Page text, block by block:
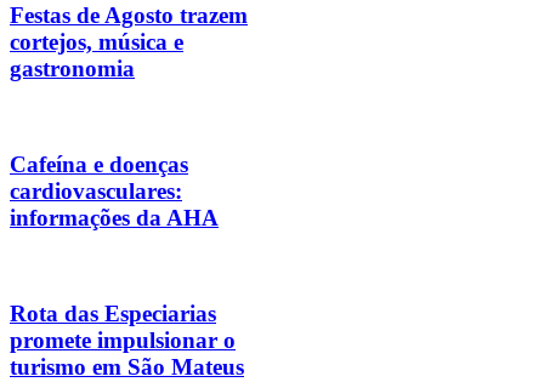
Festas de Agosto trazem
cortejos, música e
gastronomia
Cafeína e doenças
cardiovasculares:
informações da AHA
Rota das Especiarias
promete impulsionar o
turismo em São Mateus